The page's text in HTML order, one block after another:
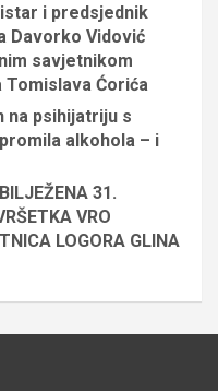
i predsjednik
Davorko Vidović
savjetnikom
Ćorića
na psihijatriju s
alkohola – i
31.
VRO
LOGORA GLINA